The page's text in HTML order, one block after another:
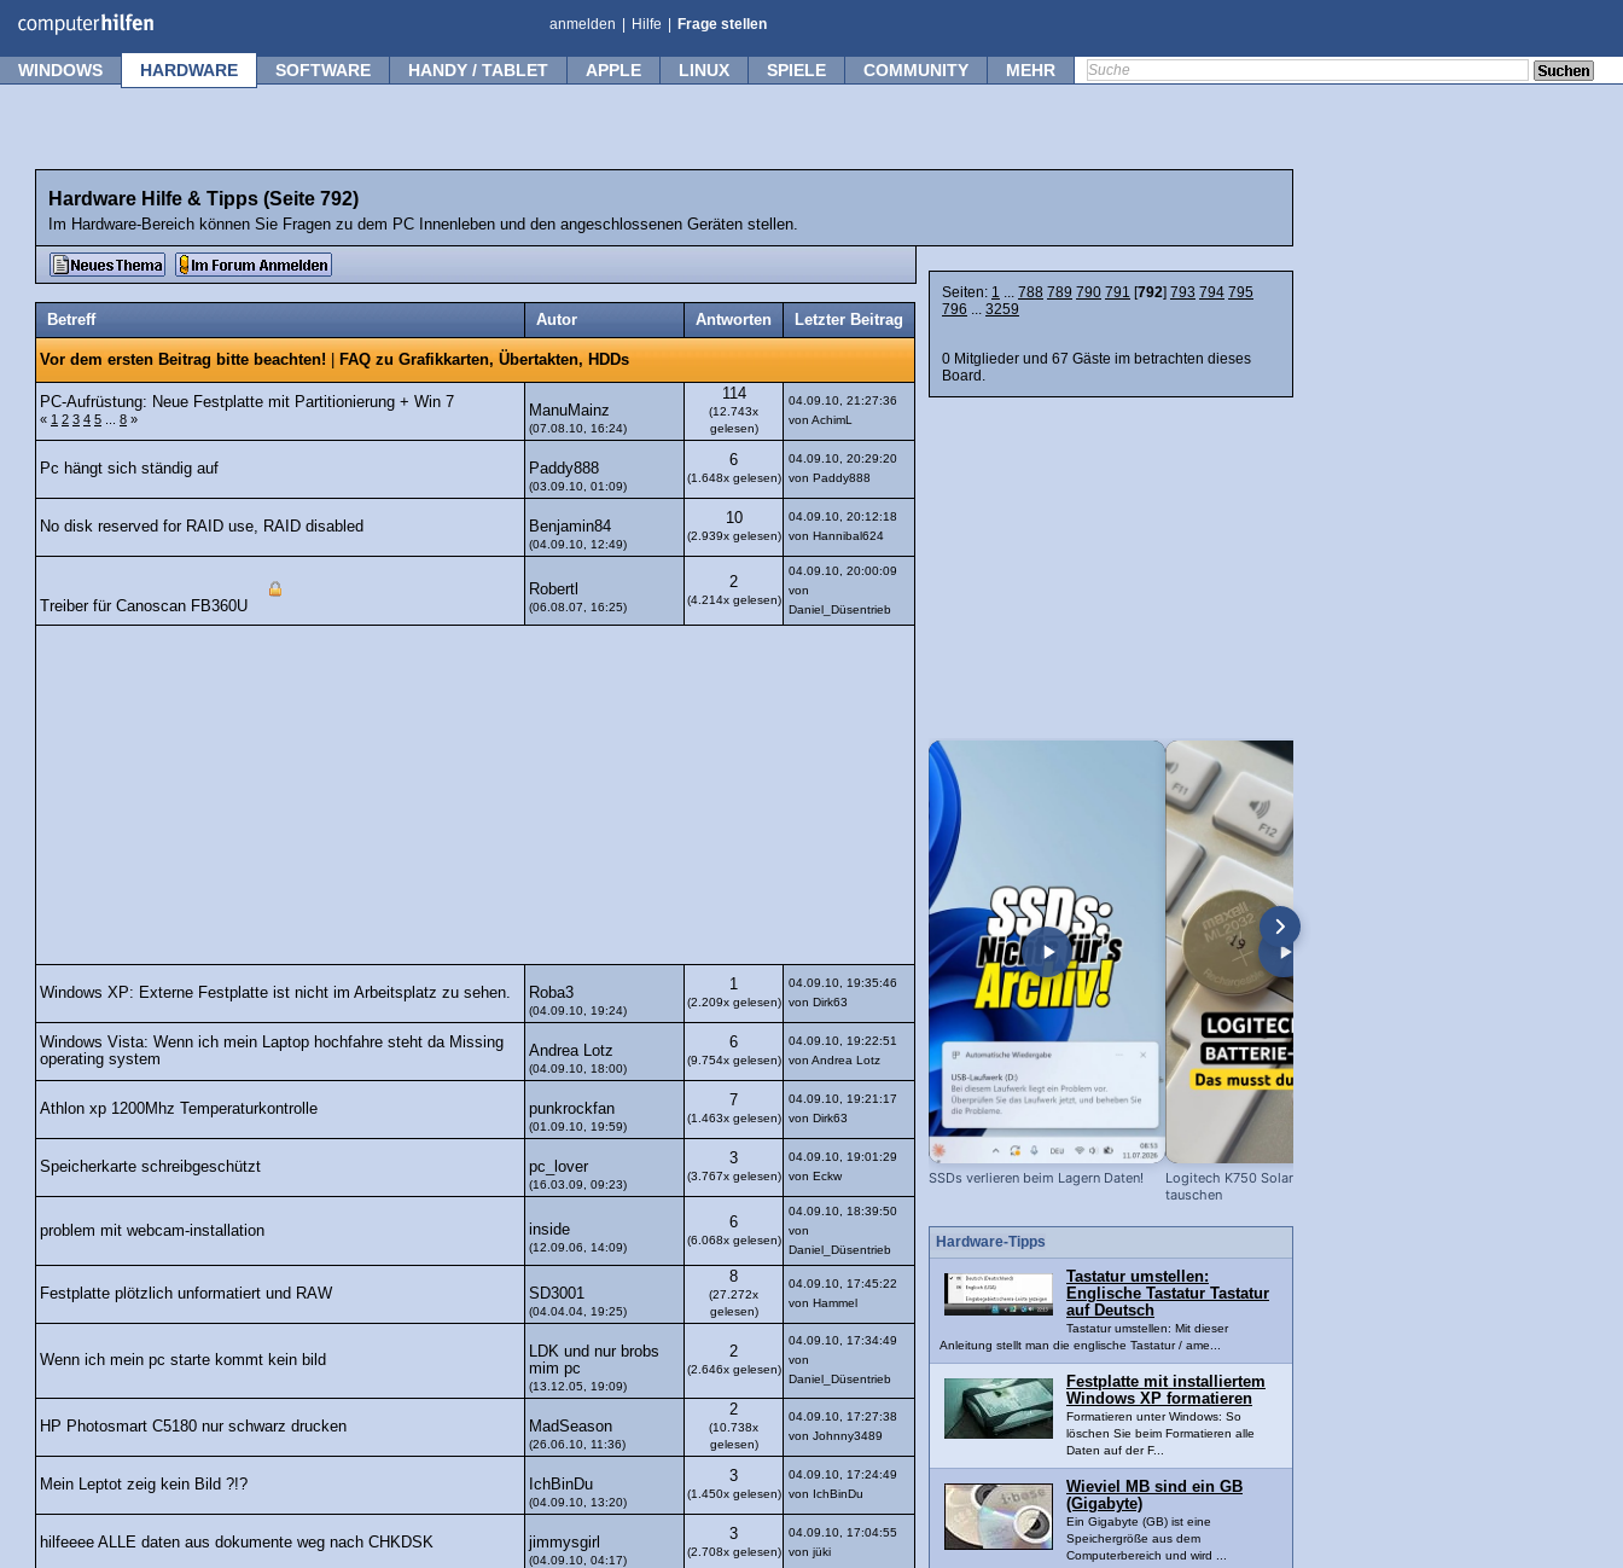
anmelden Hilfe Frage stellen
WINDOWS HARDWARE SOFTWARE HANDY / TABLET APPLE LINUX SPIELE COMMUNITY MEHR
Hardware Hilfe & Tipps (Seite 792)
Im Hardware-Bereich können Sie Fragen zu dem PC Innenleben und den angeschlossenen Geräten stellen.
Betreff Autor Antworten Letzter Beitrag
Vor dem ersten Beitrag bitte beachten! FAQ zu Grafikkarten, Übertakten, HDDs
PC-Aufrüstung: Neue Festplatte mit Partitionierung + Win 7
« 1 2 3 4 5 8 »
ManuMainz
(07.08.10, 16:24)
114
(12.743x
gelesen)
04.09.10, 21:27:36
von AchimL
Pc hängt sich ständig auf Paddy888
(03.09.10, 01:09)
6
(1.648x gelesen)
04.09.10, 20:29:20
von Paddy888
No disk reserved for RAID use, RAID disabled Benjamin84
(04.09.10, 12:49)
10
(2.939x gelesen)
04.09.10, 20:12:18
von Hannibal624
Treiber für Canoscan FB360U
Robertl
(06.08.07, 16:25)
2
(4.214x gelesen)
04.09.10, 20:00:09
von
Daniel_Düsentrieb
Windows XP: Externe Festplatte ist nicht im Arbeitsplatz zu sehen. Roba3
(04.09.10, 19:24)
1
(2.209x gelesen)
04.09.10, 19:35:46
von Dirk63
Windows Vista: Wenn ich mein Laptop hochfahre steht da Missing
operating system
Andrea Lotz
(04.09.10, 18:00)
6
(9.754x gelesen)
04.09.10, 19:22:51
von Andrea Lotz
Athlon xp 1200Mhz Temperaturkontrolle punkrockfan
(01.09.10, 19:59)
7
(1.463x gelesen)
04.09.10, 19:21:17
von Dirk63
Speicherkarte schreibgeschützt pc_lover
(16.03.09, 09:23)
3
(3.767x gelesen)
04.09.10, 19:01:29
von Eckw
problem mit webcam-installation inside
(12.09.06, 14:09)
6
(6.068x gelesen)
04.09.10, 18:39:50
von
Daniel_Düsentrieb
Festplatte plötzlich unformatiert und RAW SD3001
(04.04.04, 19:25)
8
(27.272x
gelesen)
04.09.10, 17:45:22
von Hammel
Wenn ich mein pc starte kommt kein bild
LDK und nur brobs
mim pc
(13.12.05, 19:09)
2
(2.646x gelesen)
04.09.10, 17:34:49
von
Daniel_Düsentrieb
HP Photosmart C5180 nur schwarz drucken MadSeason
(26.06.10, 11:36)
2
(10.738x
gelesen)
04.09.10, 17:27:38
von Johnny3489
Mein Leptot zeig kein Bild ?!? IchBinDu
(04.09.10, 13:20)
3
(1.450x gelesen)
04.09.10, 17:24:49
von IchBinDu
hilfeeee ALLE daten aus dokumente weg nach CHKDSK jimmysgirl
(04.09.10, 04:17)
3
(2.708x gelesen)
04.09.10, 17:04:55
von jüki
Seiten: 1 ... 788 789 790 791 [792] 793 794 795
796 ... 3259
0 Mitglieder und 67 Gäste im betrachten dieses
Board.
SSDs verlieren beim Lagern Daten!
Logitech K750 Solar-Tastatur: Akku
tauschen
Hardware-Tipps
Tastatur umstellen:
Englische Tastatur Tastatur
auf Deutsch
Tastatur umstellen: Mit dieser
Anleitung stellt man die englische Tastatur / ame...
Festplatte mit installiertem
Windows XP formatieren
Formatieren unter Windows: So
löschen Sie beim Formatieren alle
Daten auf der F...
Wieviel MB sind ein GB
(Gigabyte)
Ein Gigabyte (GB) ist eine
Speichergröße aus dem
Computerbereich und wird ...